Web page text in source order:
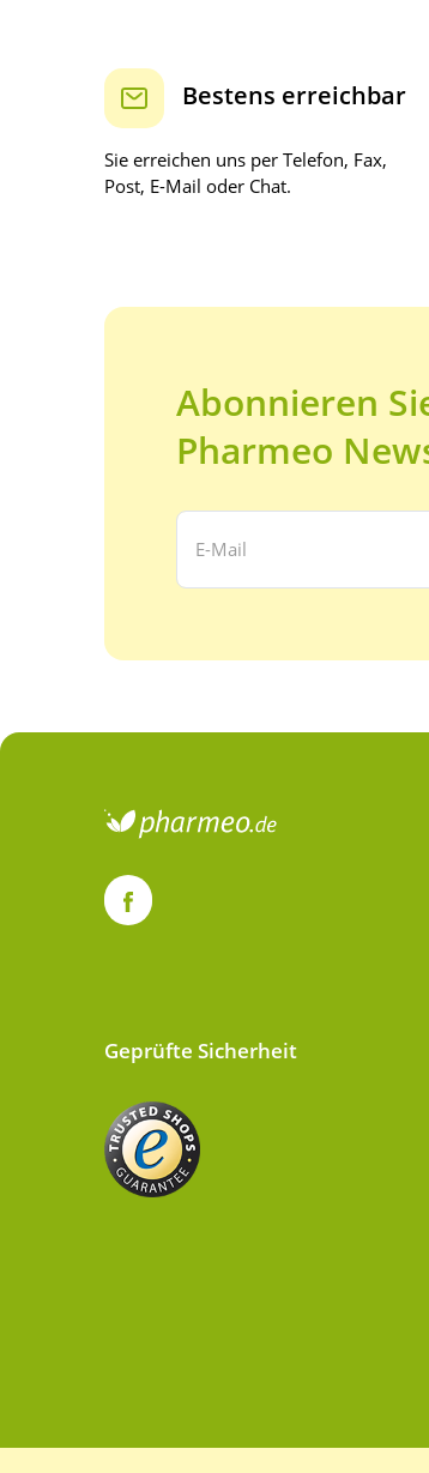
Bestens erreichbar
Sie erreichen uns per Telefon, Fax,
Post, E-Mail oder Chat.
Abonnieren
Pharmeo
Ihre E-Mail Adresse:
Geprüfte Sicherheit